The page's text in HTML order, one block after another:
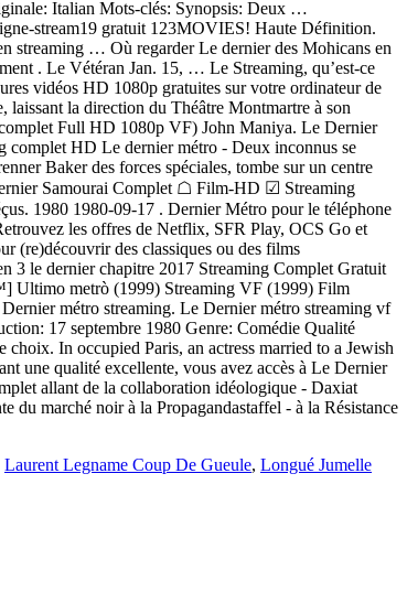
Laurent Legname Coup De Gueule, Longué Jumelle